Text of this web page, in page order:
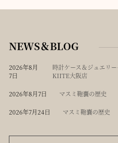
NEWS＆BLOG
2026年8月
7日
時計ケース＆ジュエリ
KIITE大阪店
2026年8月7日 マスミ鞄嚢の歴史
2026年7月24日 マスミ鞄嚢の歴史